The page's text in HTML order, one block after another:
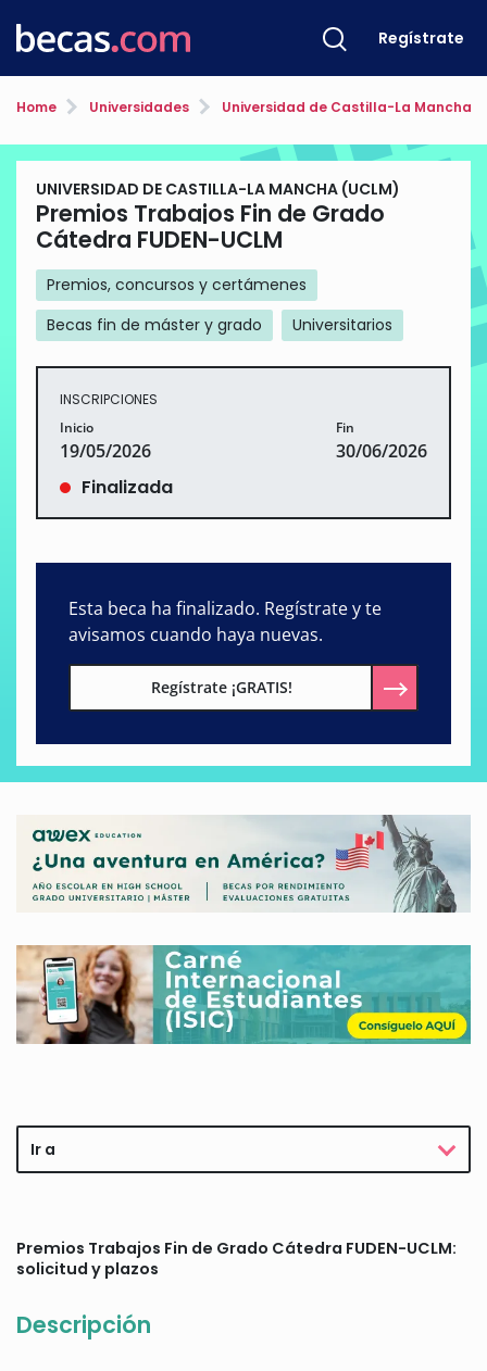
Regístrate
Home Universidades Universidad de Castilla-La Mancha
UNIVERSIDAD DE CASTILLA-LA MANCHA (UCLM)
Premios Trabajos Fin de Grado
Cátedra FUDEN-UCLM
Premios, concursos y certámenes
Becas fin de máster y grado
Universitarios
INSCRIPCIONES
Inicio
19/05/2026
Fin
30/06/2026
Finalizada
Esta beca ha finalizado. Regístrate y te
avisamos cuando haya nuevas.
Regístrate ¡GRATIS!
Ir a
Premios Trabajos Fin de Grado Cátedra FUDEN-UCLM:
solicitud y plazos
Descripción